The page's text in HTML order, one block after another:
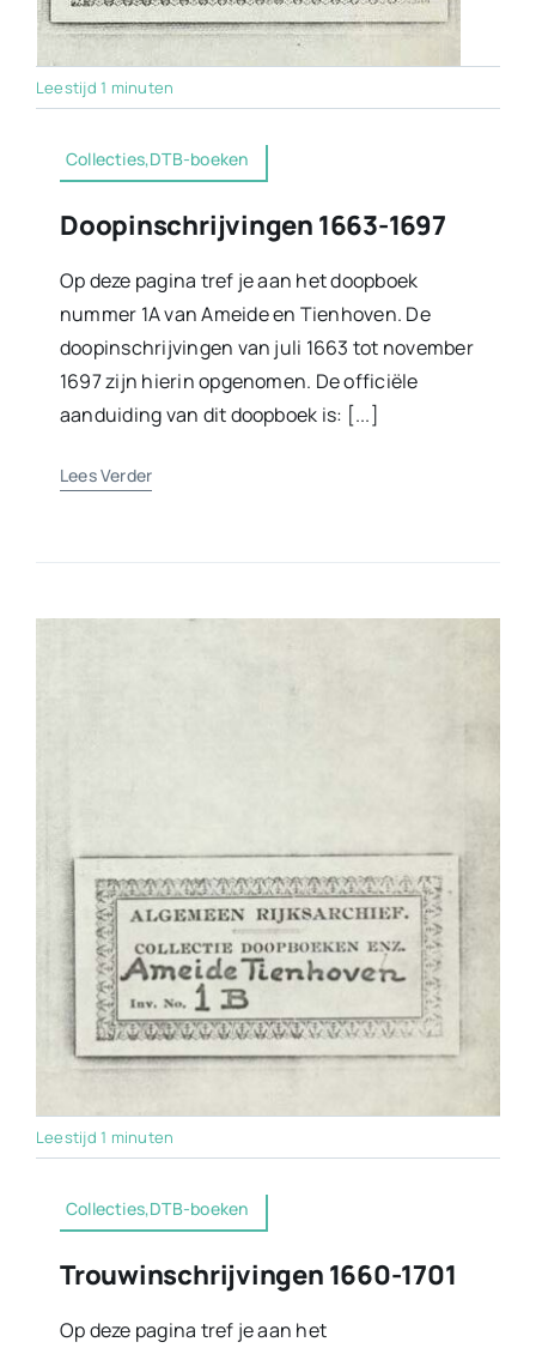
Leestijd 1 minuten
Collecties,DTB-boeken
Doopinschrijvingen 1663-1697
Op deze pagina tref je aan het doopboek
nummer 1A van Ameide en Tienhoven. De
doopinschrijvingen van juli 1663 tot november
1697 zijn hierin opgenomen. De officiële
aanduiding van dit doopboek is: [...]
Lees Verder
Leestijd 1 minuten
Collecties,DTB-boeken
Trouwinschrijvingen 1660-1701
Op deze pagina tref je aan het